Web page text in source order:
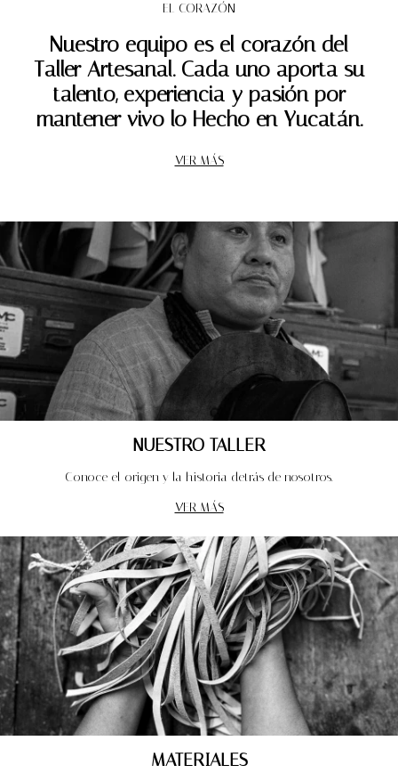
EL CORAZÓN
Nuestro equipo es el corazón del
Taller Artesanal. Cada uno aporta su
talento, experiencia y pasión por
mantener vivo lo Hecho en Yucatán.
VER MÁS
NUESTRO TALLER
Conoce el origen y la historia detrás de nosotros.
VER MÁS
MATERIALES